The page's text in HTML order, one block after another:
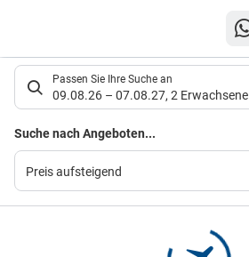
Suchlistenseite
Passen Sie Ihre Suche an
09.08.26 – 07.08.27, 2 Erwachsene
Suche nach Angeboten...
Preis aufsteigend